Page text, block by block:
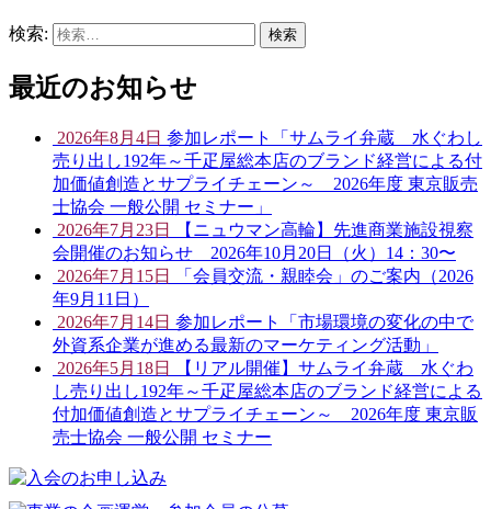
検索:
最近のお知らせ
2026年8月4日 参加レポート「サムライ弁蔵 水ぐわし
売り出し192年～千疋屋総本店のブランド経営による付
加価値創造とサプライチェーン～ 2026年度 東京販売
士協会 一般公開 セミナー」
2026年7月23日
【ニュウマン高輪】先進商業施設視察
会開催のお知らせ 2026年10月20日（火）14：30〜
2026年7月15日
「会員交流・親睦会」のご案内（2026
年9月11日）
2026年7月14日 参加レポート「市場環境の変化の中で
外資系企業が進める最新のマーケティング活動」
2026年5月18日
【リアル開催】サムライ弁蔵 水ぐわ
し売り出し192年～千疋屋総本店のブランド経営による
付加価値創造とサプライチェーン～ 2026年度 東京販
売士協会 一般公開 セミナー